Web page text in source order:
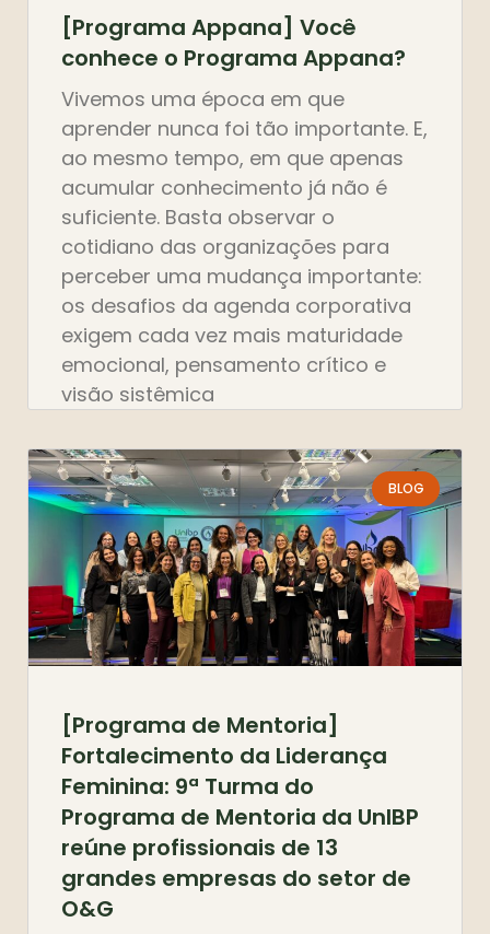
[Programa Appana] Você
conhece o Programa Appana?
Vivemos uma época em que
aprender nunca foi tão importante. E,
ao mesmo tempo, em que apenas
acumular conhecimento já não é
suficiente. Basta observar o
cotidiano das organizações para
perceber uma mudança importante:
os desafios da agenda corporativa
exigem cada vez mais maturidade
emocional, pensamento crítico e
visão sistêmica
BLOG
[Programa de Mentoria]
Fortalecimento da Liderança
Feminina: 9ª Turma do
Programa de Mentoria da UnIBP
reúne profissionais de 13
grandes empresas do setor de
O&G